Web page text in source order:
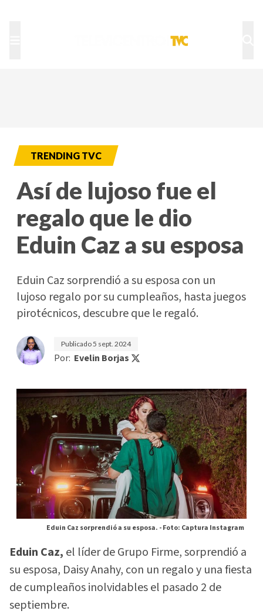
TRENDING TVC
Así de lujoso fue el
regalo que le dio
Eduin Caz a su esposa
Eduin Caz sorprendió a su esposa con un
lujoso regalo por su cumpleaños, hasta juegos
pirotécnicos, descubre que le regaló.
Publicado5 sept. 2024
Por: Evelin Borjas
Eduin Caz sorprendió a su esposa. -Foto: Captura Instagram
Eduin Caz, el líder de Grupo Firme, sorprendió a
su esposa, Daisy Anahy, con un regalo y una fiesta
de cumpleaños inolvidables el pasado 2 de
septiembre.